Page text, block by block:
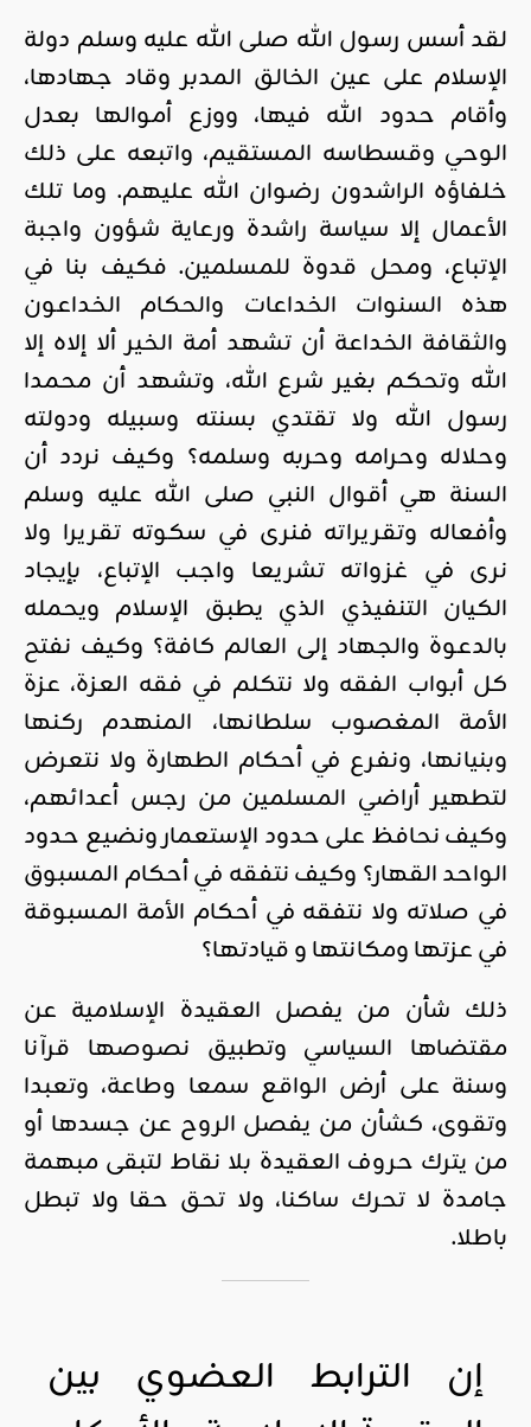
لقد أسس رسول الله صلى الله عليه وسلم دولة
الإسلام على عين الخالق المدبر وقاد جهادها،
وأقام حدود الله فيها، ووزع أموالها بعدل
الوحي وقسطاسه المستقيم، واتبعه على ذلك
خلفاؤه الراشدون رضوان الله عليهم. وما تلك
الأعمال إلا سياسة راشدة ورعاية شؤون واجبة
الإتباع، ومحل قدوة للمسلمين. فكيف بنا في
هذه السنوات الخداعات والحكام الخداعون
والثقافة الخداعة أن تشهد أمة الخير ألا إلاه إلا
الله وتحكم بغير شرع الله، وتشهد أن محمدا
رسول الله ولا تقتدي بسنته وسبيله ودولته
وحلاله وحرامه وحربه وسلمه؟ وكيف نردد أن
السنة هي أقوال النبي صلى الله عليه وسلم
وأفعاله وتقريراته فنرى في سكوته تقريرا ولا
نرى في غزواته تشريعا واجب الإتباع، بإيجاد
الكيان التنفيذي الذي يطبق الإسلام ويحمله
بالدعوة والجهاد إلى العالم كافة؟ وكيف نفتح
كل أبواب الفقه ولا نتكلم في فقه العزة، عزة
الأمة المغصوب سلطانها، المنهدم ركنها
وبنيانها، ونفرع في أحكام الطهارة ولا نتعرض
لتطهير أراضي المسلمين من رجس أعدائهم،
وكيف نحافظ على حدود الإستعمار ونضيع حدود
الواحد القهار؟ وكيف نتفقه في أحكام المسبوق
في صلاته ولا نتفقه في أحكام الأمة المسبوقة
في عزتها ومكانتها و قيادتها؟
ذلك شأن من يفصل العقيدة الإسلامية عن
مقتضاها السياسي وتطبيق نصوصها قرآنا
وسنة على أرض الواقع سمعا وطاعة، وتعبدا
وتقوى، كشأن من يفصل الروح عن جسدها أو
من يترك حروف العقيدة بلا نقاط لتبقى مبهمة
جامدة لا تحرك ساكنا، ولا تحق حقا ولا تبطل
باطلا.
إن الترابط العضوي بين